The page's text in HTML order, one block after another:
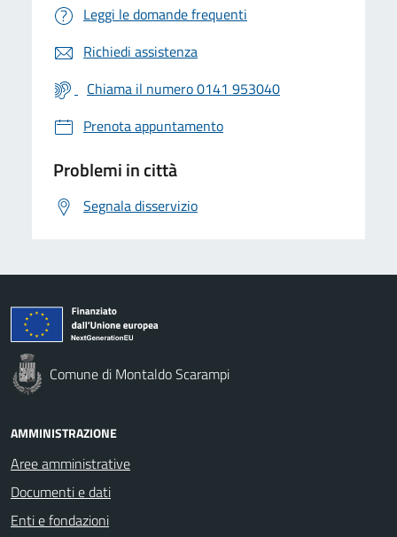
Leggi le domande frequenti
Richiedi assistenza
Chiama il numero 0141 953040
Prenota appuntamento
Problemi in città
Segnala disservizio
Comune di Montaldo Scarampi
AMMINISTRAZIONE
Aree amministrative
Documenti e dati
Enti e fondazioni